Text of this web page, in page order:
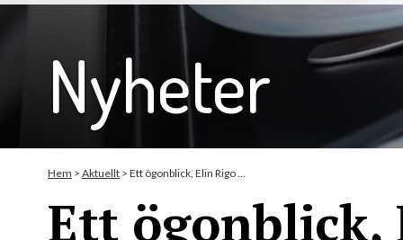
Förskola och skola
Hållbarhet
Sjukhus
Upphandling
Äldreomsorg
Nyheter
Hem > Aktuellt > Ett ögonblick, Elin Rigo …
Ett